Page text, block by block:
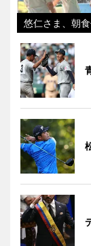
悠仁さま、朝